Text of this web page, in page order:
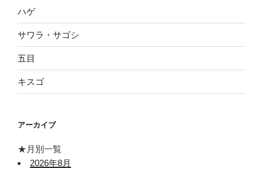
ハゲ
サワラ・サゴシ
五目
キスゴ
アーカイブ
★月別一覧
2026年8月